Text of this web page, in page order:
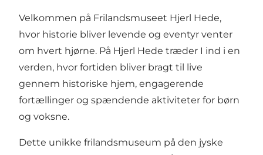
Velkommen på Frilandsmuseet Hjerl Hede,
hvor historie bliver levende og eventyr venter
om hvert hjørne. På Hjerl Hede træder I ind i en
verden, hvor fortiden bliver bragt til live
gennem historiske hjem, engagerende
fortællinger og spændende aktiviteter for børn
og voksne.
Dette unikke frilandsmuseum på den jyske